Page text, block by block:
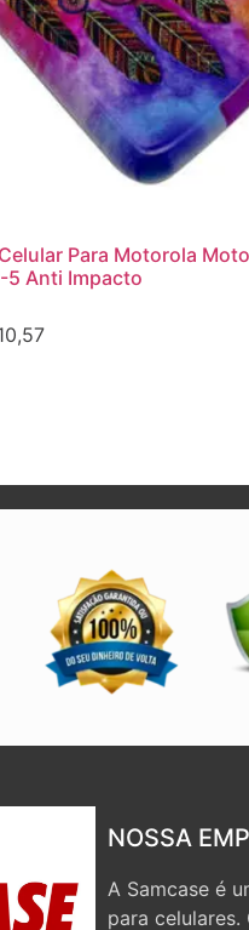
Para Motorola
5 Anti Impacto
NOSSA
A Samcase é
para